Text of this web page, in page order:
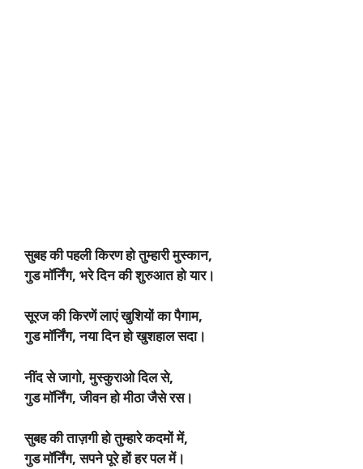
सुबह की पहली किरण हो तुम्हारी मुस्कान,
गुड मॉर्निंग, भरे दिन की शुरुआत हो यार।
सूरज की किरणें लाएं खुशियों का पैगाम,
गुड मॉर्निंग, नया दिन हो खुशहाल सदा।
नींद से जागो, मुस्कुराओ दिल से,
गुड मॉर्निंग, जीवन हो मीठा जैसे रस।
सुबह की ताज़गी हो तुम्हारे कदमों में,
गुड मॉर्निंग, सपने पूरे हों हर पल में।